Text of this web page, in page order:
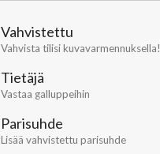
Vahvistettu
Vahvista tilisi kuvavarmennuksella!
Tietäjä
Vastaa galluppeihin
Parisuhde
Lisää vahvistettu parisuhde